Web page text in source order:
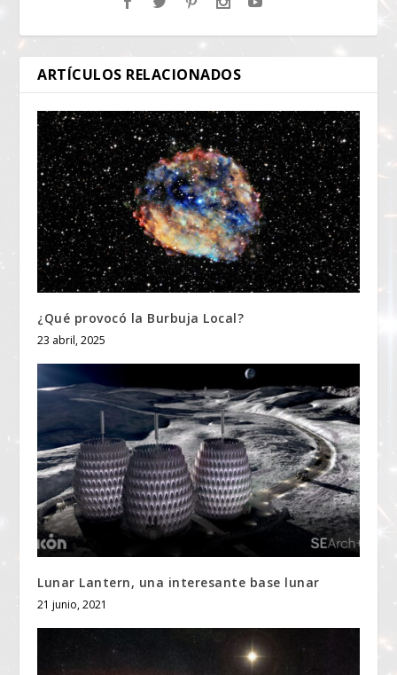
ARTÍCULOS RELACIONADOS
¿Qué provocó la Burbuja Local?
23 abril, 2025
Lunar Lantern, una interesante base lunar
21 junio, 2021